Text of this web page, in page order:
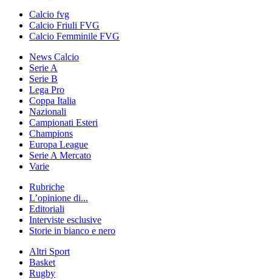
Calcio fvg
Calcio Friuli FVG
Calcio Femminile FVG
News Calcio
Serie A
Serie B
Lega Pro
Coppa Italia
Nazionali
Campionati Esteri
Champions
Europa League
Serie A Mercato
Varie
Rubriche
L’opinione di...
Editoriali
Interviste esclusive
Storie in bianco e nero
Altri Sport
Basket
Rugby